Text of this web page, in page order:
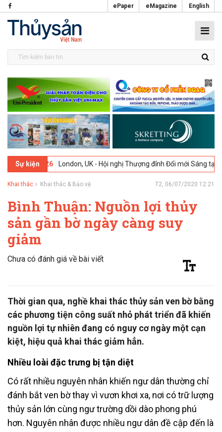
ePaper eMagazine English
Sự kiện
2026 London, UK - Hội nghị Thượng đỉnh Đổi mới Sáng tạo trong
Khai thác Khai thác & Bảo vệ T2, 06/07/2020 12:21
Bình Thuận: Nguồn lợi thủy
sản gần bờ ngày càng suy
giảm
Chưa có đánh giá về bài viết
Thời gian qua, nghề khai thác thủy sản ven bờ bằng
các phương tiện công suất nhỏ phát triển đã khiến
nguồn lợi tự nhiên đang có nguy cơ ngày một cạn
kiệt, hiệu quả khai thác giảm hẳn.
Nhiều loài đặc trưng bị tận diệt
Có rất nhiều nguyên nhân khiến ngư dân thường chỉ
đánh bắt ven bờ thay vì vươn khơi xa, nơi có trữ lượng
thủy sản lớn cùng ngư trường dồi dào phong phú
hơn. Nguyên nhân được nhiều ngư dân đề cập đến là